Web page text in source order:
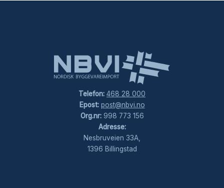
Telefon: 468 28 000
Epost: post@nbvi.no
Org.nr:998 773 156
Adresse:
Nesbruveien 33A,
1396 Billingstad